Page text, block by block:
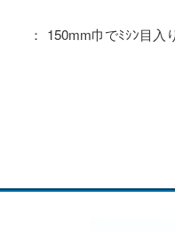
150mm巾でﾐｼﾝ目入